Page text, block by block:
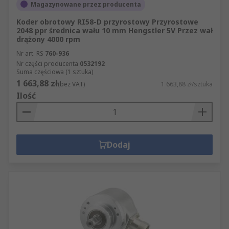
Magazynowane przez producenta
Koder obrotowy RI58-D przyrostowy Przyrostowe
2048 ppr średnica wału 10 mm Hengstler 5V Przez wał
drążony 4000 rpm
Nr art. RS 760-936
Nr części producenta 0532192
Suma częściowa (1 sztuka)
1 663,88 zł(bez VAT) 1 663,88 zł/sztuka
Ilość
Dodaj